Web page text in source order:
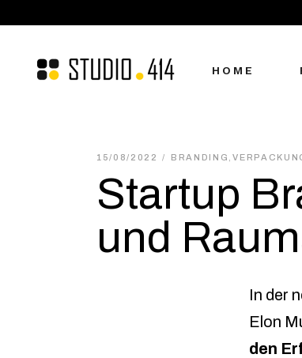
HOME
15/08/2022 BRANDING ,
Startup
und
In der
Elon
den